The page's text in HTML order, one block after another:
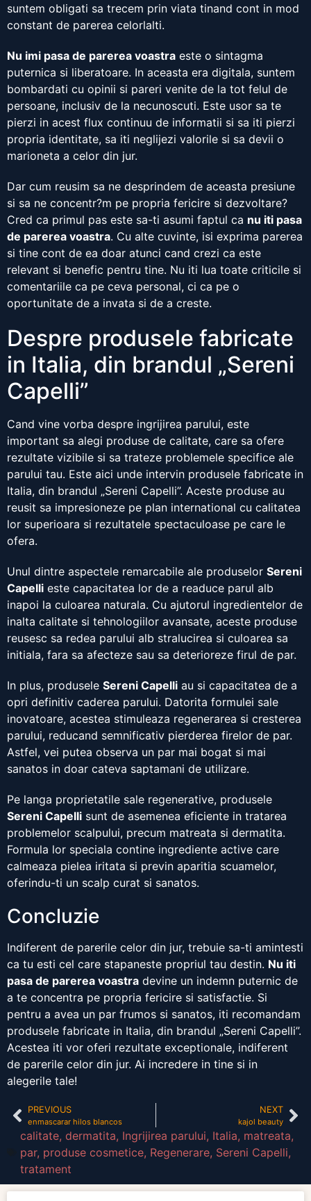
suntem obligati sa trecem prin viata tinand cont in mod
constant de parerea celorlalti.
Nu imi pasa de parerea voastra este o sintagma
puternica si liberatoare. In aceasta era digitala, suntem
bombardati cu opinii si pareri venite de la tot felul de
persoane, inclusiv de la necunoscuti. Este usor sa te
pierzi in acest flux continuu de informatii si sa iti pierzi
propria identitate, sa iti neglijezi valorile si sa devii o
marioneta a celor din jur.
Dar cum reusim sa ne desprindem de aceasta presiune
si sa ne concentr?m pe propria fericire si dezvoltare?
Cred ca primul pas este sa-ti asumi faptul ca nu iti pasa
de parerea voastra. Cu alte cuvinte, isi exprima parerea
si tine cont de ea doar atunci cand crezi ca este
relevant si benefic pentru tine. Nu iti lua toate criticile si
comentariile ca pe ceva personal, ci ca pe o
oportunitate de a invata si de a creste.
Despre produsele fabricate
in Italia, din brandul „Sereni
Capelli”
Cand vine vorba despre ingrijirea parului, este
important sa alegi produse de calitate, care sa ofere
rezultate vizibile si sa trateze problemele specifice ale
parului tau. Este aici unde intervin produsele fabricate in
Italia, din brandul „Sereni Capelli”. Aceste produse au
reusit sa impresioneze pe plan international cu calitatea
lor superioara si rezultatele spectaculoase pe care le
ofera.
Unul dintre aspectele remarcabile ale produselor Sereni
Capelli este capacitatea lor de a readuce parul alb
inapoi la culoarea naturala. Cu ajutorul ingredientelor de
inalta calitate si tehnologiilor avansate, aceste produse
reusesc sa redea parului alb stralucirea si culoarea sa
initiala, fara sa afecteze sau sa deterioreze firul de par.
In plus, produsele Sereni Capelli au si capacitatea de a
opri definitiv caderea parului. Datorita formulei sale
inovatoare, acestea stimuleaza regenerarea si cresterea
parului, reducand semnificativ pierderea firelor de par.
Astfel, vei putea observa un par mai bogat si mai
sanatos in doar cateva saptamani de utilizare.
Pe langa proprietatile sale regenerative, produsele
Sereni Capelli sunt de asemenea eficiente in tratarea
problemelor scalpului, precum matreata si dermatita.
Formula lor speciala contine ingrediente active care
calmeaza pielea iritata si previn aparitia scuamelor,
oferindu-ti un scalp curat si sanatos.
Concluzie
Indiferent de parerile celor din jur, trebuie sa-ti amintesti
ca tu esti cel care stapaneste propriul tau destin. Nu iti
pasa de parerea voastra devine un indemn puternic de
a te concentra pe propria fericire si satisfactie. Si
pentru a avea un par frumos si sanatos, iti recomandam
produsele fabricate in Italia, din brandul „Sereni Capelli”.
Acestea iti vor oferi rezultate exceptionale, indiferent
de parerile celor din jur. Ai incredere in tine si in
alegerile tale!
PREVIOUS
enmascarar hilos blancos
NEXT
kajol beauty
calitate, dermatita, Ingrijirea parului, Italia, matreata,
par, produse cosmetice, Regenerare, Sereni Capelli,
tratament